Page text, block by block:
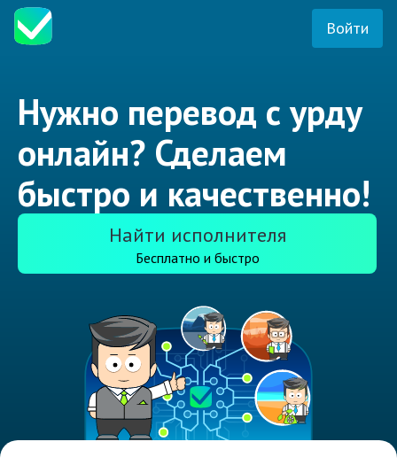
Войти
Нужно перевод с урду
онлайн? Сделаем
быстро и качественно!
Найти исполнителя
Бесплатно и быстро